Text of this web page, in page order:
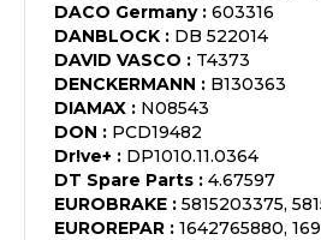
DACO Germany: 603316
DANBLOCK : DB 522014
DAVID VASCO : T4373
DENCKERMANN : B130363
DIAMAX : N08543
DON : PCD19482
Dr!ve+ : DP1010.11.0364
DT Spare Parts : 4.67597
EUROBRAKE : 5815203375,
EUROREPAR : 1642765880,